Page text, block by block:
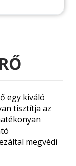
egy kiváló
tisztítja az
megvédi